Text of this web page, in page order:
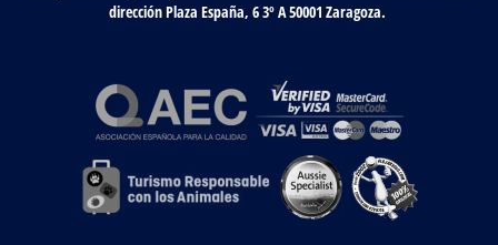
dirección Plaza España, 6 3º A 50001 Zaragoza.